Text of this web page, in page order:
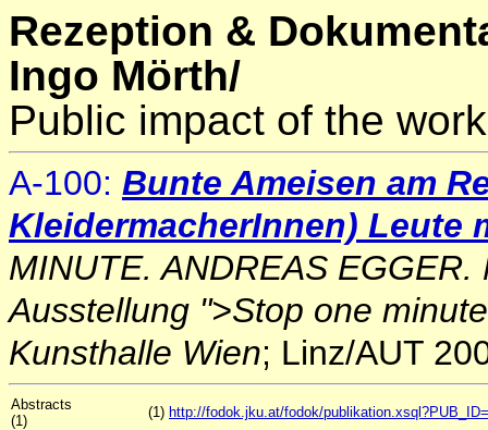
Rezeption &
Ingo Mörth/
Public impact of the
A-100: Bunte Ameisen am
KleidermacherInnen) Leute
MINUTE. ANDREAS
Ausstellung ">Stop one
Kunsthalle Wien; Linz/AUT
Abstracts
(1)
(1) http://fodok.jku.at/fodok/